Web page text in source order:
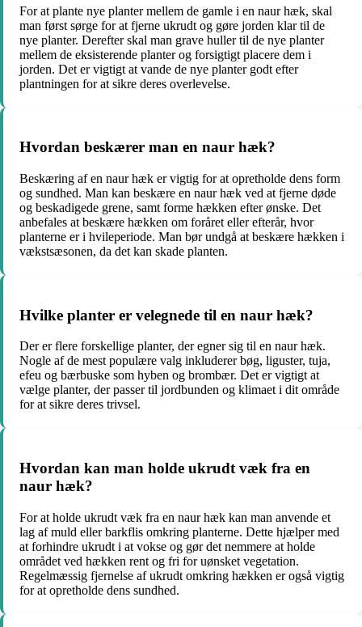
For at plante nye planter mellem de gamle i en naur hæk, skal
man først sørge for at fjerne ukrudt og gøre jorden klar til de
nye planter. Derefter skal man grave huller til de nye planter
mellem de eksisterende planter og forsigtigt placere dem i
jorden. Det er vigtigt at vande de nye planter godt efter
plantningen for at sikre deres overlevelse.
Hvordan beskærer man en naur hæk?
Beskæring af en naur hæk er vigtig for at opretholde dens form
og sundhed. Man kan beskære en naur hæk ved at fjerne døde
og beskadigede grene, samt forme hækken efter ønske. Det
anbefales at beskære hækken om foråret eller efterår, hvor
planterne er i hvileperiode. Man bør undgå at beskære hækken i
vækstsæsonen, da det kan skade planten.
Hvilke planter er velegnede til en naur hæk?
Der er flere forskellige planter, der egner sig til en naur hæk.
Nogle af de mest populære valg inkluderer bøg, liguster, tuja,
efeu og bærbuske som hyben og brombær. Det er vigtigt at
vælge planter, der passer til jordbunden og klimaet i dit område
for at sikre deres trivsel.
Hvordan kan man holde ukrudt væk fra en
naur hæk?
For at holde ukrudt væk fra en naur hæk kan man anvende et
lag af muld eller barkflis omkring planterne. Dette hjælper med
at forhindre ukrudt i at vokse og gør det nemmere at holde
området ved hækken rent og fri for uønsket vegetation.
Regelmæssig fjernelse af ukrudt omkring hækken er også vigtig
for at opretholde dens sundhed.